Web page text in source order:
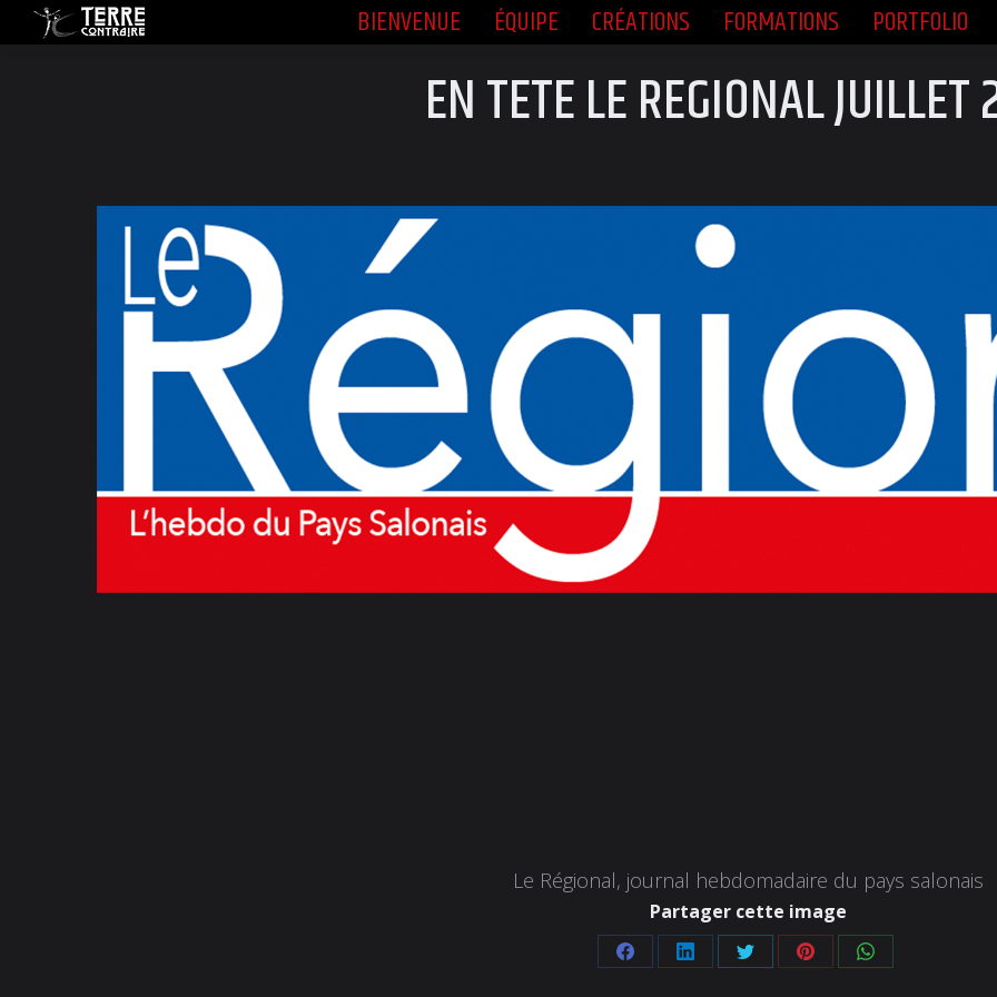
BIENVENUE ÉQUIPE CRÉATIONS FORMATIONS PORTFOLIO
EN TETE LE RÉGIONAL
Le Régional, journal hebdomadaire du pays salonais
Partager cette image
PartagerPartagerPartagerPartagerPartager
BIENVENUE ÉQUIPE CRÉATIONS FORMATIONS PORTFOLIO